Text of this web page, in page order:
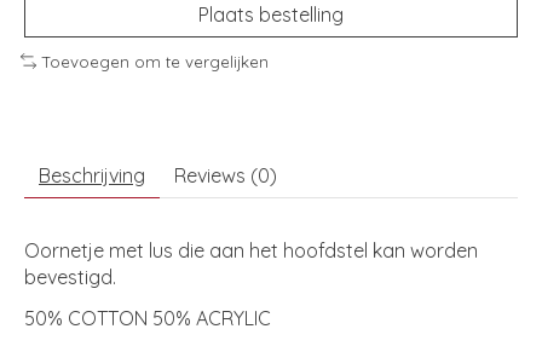
Plaats bestelling
Toevoegen om te vergelijken
Beschrijving Reviews (0)
Oornetje met lus die aan het hoofdstel kan worden
bevestigd.
50% COTTON 50% ACRYLIC